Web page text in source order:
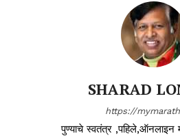
SHARAD
https://
पुण्याचे स्वतंत्र ,पहिले,ऑनलाइन